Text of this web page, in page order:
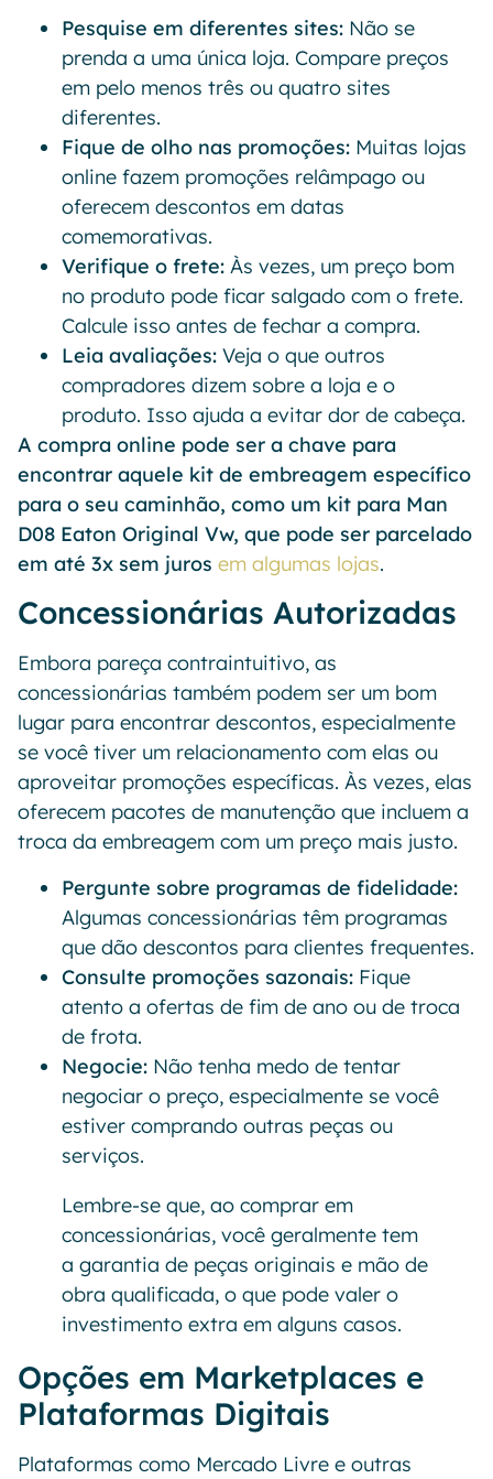
Pesquise em diferentes sites: Não se
prenda a uma única loja. Compare preços
em pelo menos três ou quatro sites
diferentes.
Fique de olho nas promoções: Muitas lojas
online fazem promoções relâmpago ou
oferecem descontos em datas
comemorativas.
Verifique o frete: Às vezes, um preço bom
no produto pode ficar salgado com o frete.
Calcule isso antes de fechar a compra.
Leia avaliações: Veja o que outros
compradores dizem sobre a loja e o
produto. Isso ajuda a evitar dor de cabeça.
A compra online pode ser a chave para
encontrar aquele kit de embreagem específico
para o seu caminhão, como um kit para Man
D08 Eaton Original Vw, que pode ser parcelado
em até 3x sem juros em algumas lojas.
Concessionárias Autorizadas
Embora pareça contraintuitivo, as
concessionárias também podem ser um bom
lugar para encontrar descontos, especialmente
se você tiver um relacionamento com elas ou
aproveitar promoções específicas. Às vezes, elas
oferecem pacotes de manutenção que incluem a
troca da embreagem com um preço mais justo.
Pergunte sobre programas de fidelidade:
Algumas concessionárias têm programas
que dão descontos para clientes frequentes.
Consulte promoções sazonais: Fique
atento a ofertas de fim de ano ou de troca
de frota.
Negocie: Não tenha medo de tentar
negociar o preço, especialmente se você
estiver comprando outras peças ou
serviços.
Lembre-se que, ao comprar em
concessionárias, você geralmente tem
a garantia de peças originais e mão de
obra qualificada, o que pode valer o
investimento extra em alguns casos.
Opções em Marketplaces e
Plataformas Digitais
Plataformas como Mercado Livre e outras